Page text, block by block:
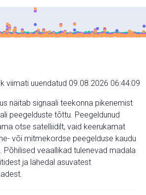
viimati uuendatud 09.08.2026 06:44:09
näitab signaali teekonna pikenemist
peegelduste tõttu. Peegeldunud
otse satelliidilt, vaid keerukamat
või mitmekordse peegelduse kaudu
Põhilised veaallikad tulenevad madala
ja lähedal asuvatest